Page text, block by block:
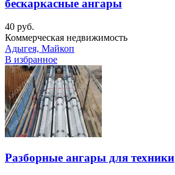
бескаркасные ангары
40 руб.
Коммерческая недвижимость
Адыгея, Майкоп
В избранное
Разборные ангары для техники